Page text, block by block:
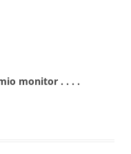
monitor . . . .